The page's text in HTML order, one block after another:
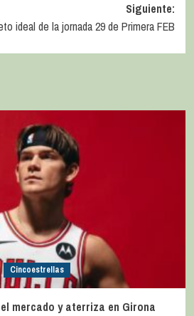
Siguiente:
ideal de la jornada 29 de Primera FEB
Cincoestrellas
mercado y aterriza en Girona